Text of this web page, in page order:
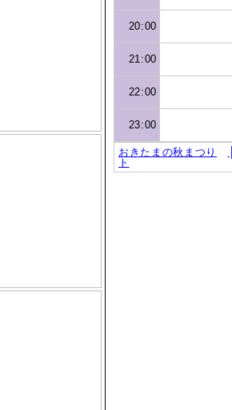
20:00
21:00
22:00
23:00
おきたまの秋まつり
ト